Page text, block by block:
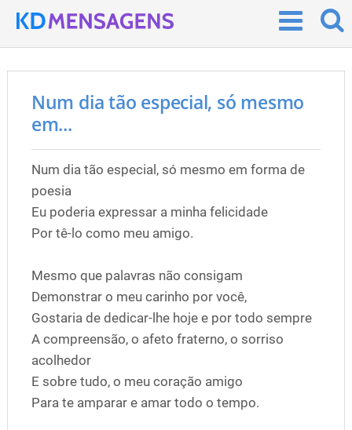
Num dia tão especial, só mesmo
em...
Num dia tão especial, só mesmo em forma de
poesia
Eu poderia expressar a minha felicidade
Por tê-lo como meu amigo.
Mesmo que palavras não consigam
Demonstrar o meu carinho por você,
Gostaria de dedicar-lhe hoje e por todo sempre
A compreensão, o afeto fraterno, o sorriso
acolhedor
E sobre tudo, o meu coração amigo
Para te amparar e amar todo o tempo.